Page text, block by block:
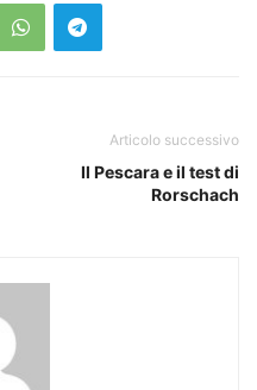
Articolo successivo
Il Pescara e il test di
Rorschach